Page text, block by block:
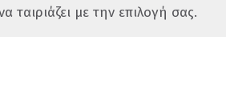
ταιριάζει με την επιλογή σας.